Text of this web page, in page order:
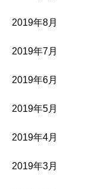
2019年8月
2019年7月
2019年6月
2019年5月
2019年4月
2019年3月